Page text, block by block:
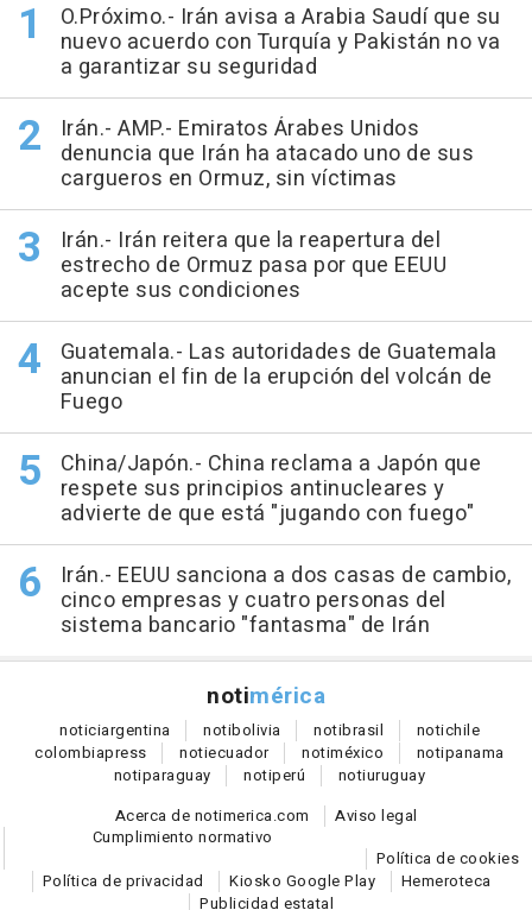
O.Próximo.- Irán avisa a Arabia Saudí que su
nuevo acuerdo con Turquía y Pakistán no va
a garantizar su seguridad
Irán.- AMP.- Emiratos Árabes Unidos
denuncia que Irán ha atacado uno de sus
cargueros en Ormuz, sin víctimas
Irán.- Irán reitera que la reapertura del
estrecho de Ormuz pasa por que EEUU
acepte sus condiciones
Guatemala.- Las autoridades de Guatemala
anuncian el fin de la erupción del volcán de
Fuego
China/Japón.- China reclama a Japón que
respete sus principios antinucleares y
advierte de que está "jugando con fuego"
Irán.- EEUU sanciona a dos casas de cambio,
cinco empresas y cuatro personas del
sistema bancario "fantasma" de Irán
notimérica
noticiargentina notibolivia notibrasil notichile
colombiapress notiecuador notiméxico notipanama
notiparaguay notiperú notiuruguay
Acerca de notimerica.com
Aviso legal
Cumplimiento normativo
Política de cookies
Política de privacidad
Kiosko Google Play
Hemeroteca
Publicidad estatal